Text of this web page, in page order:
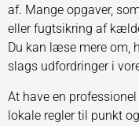
af. Mange opgaver,
eller fugtsikring af
Du kan læse mere om,
slags udfordringer i
At have en
lokale regler til punkt